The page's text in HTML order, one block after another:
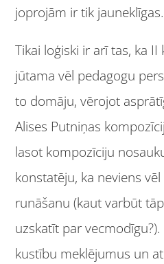
joprojām ir tik jauneklīgas.
Tikai loģiski ir arī tas, ka
jūtama vēl pedagogu
to domāju, vērojot
Alises Putniņas
lasot kompozīciju
konstatēju, ka neviens
runāšanu (kaut varbūt
uzskatīt par
kustību meklējumus un